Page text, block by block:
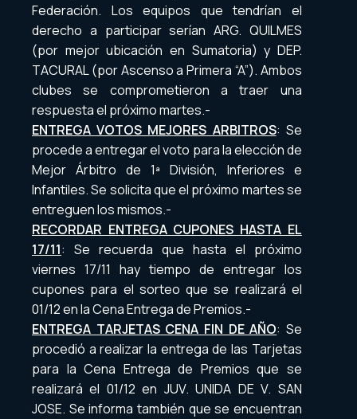
Federación. Los equipos que tendrían el
derecho a participar serían ARG. QUILMES
(por mejor ubicación en Sumatoria) y DEP.
TACURAL (por Ascenso a Primera “A”). Ambos
clubes se comprometieron a traer una
respuesta el próximo martes.-
ENTREGA VOTOS MEJORES ARBITROS: Se
procede a entregar el voto para la elección de
Mejor Árbitro de 1ª División, Inferiores e
Infantiles. Se solicita que el próximo martes se
entreguen los mismos.-
RECORDAR ENTREGA CUPONES HASTA EL
17/11: Se recuerda que hasta el próximo
viernes 17/11 hay tiempo de entregar los
cupones para el sorteo que se realizará el
01/12 en la Cena Entrega de Premios.-
ENTREGA TARJETAS CENA FIN DE AÑO: Se
procedió a realizar la entrega de las Tarjetas
para la Cena Entrega de Premios que se
realizará el 01/12 en JUV. UNIDA DE V. SAN
JOSE. Se informa también que se encuentran